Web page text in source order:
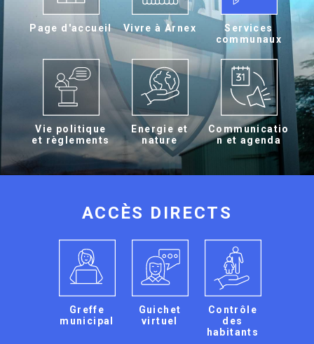
Page d'accueil Vivre à Arnex
Services
communaux
Vie politique
et règlements
Energie et
nature
Communicatio
n et agenda
ACCÈS DIRECTS
Greffe
municipal
Guichet
virtuel
Contrôle
des
habitants